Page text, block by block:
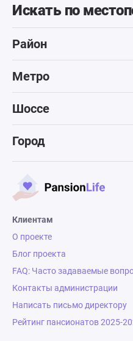
Искать по
Район
Метро
Шоссе
Город
Клиентам
О проекте
Блог проекта
FAQ: Часто задаваемые
Контакты администрации
Написать письмо директору
Рейтинг пансионатов 2025-